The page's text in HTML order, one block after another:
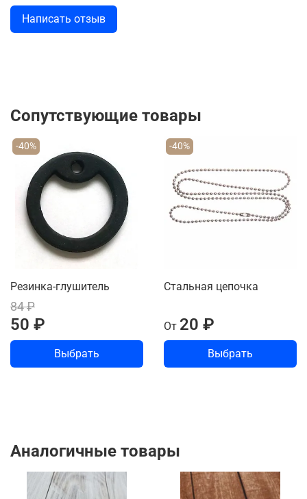
Написать отзыв
Сопутствующие товары
-40%
Резинка-глушитель
84 ₽
50 ₽
Выбрать
-40%
Стальная цепочка
От 20 ₽
Выбрать
Аналогичные товары